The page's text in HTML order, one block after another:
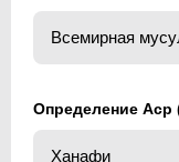
Определение Аср